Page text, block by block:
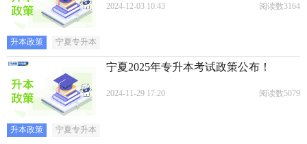
2024-12-03 10:43 阅读数3164
升本政策 宁夏专升本
宁夏2025年专升本考试政策公布！
2024-11-29 17:20 阅读数5079
升本政策 宁夏专升本